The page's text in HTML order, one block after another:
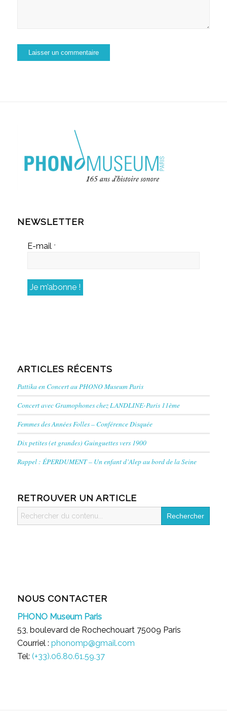
NEWSLETTER
E-mail *
ARTICLES RÉCENTS
Pattika en Concert au PHONO Museum Paris
Concert avec Gramophones chez LANDLINE-Paris 11ème
Femmes des Années Folles – Conférence Disquée
Dix petites (et grandes) Guinguettes vers 1900
Rappel : ÉPERDUMENT – Un enfant d’Alep au bord de la Seine
RETROUVER UN ARTICLE
Search
for:
NOUS CONTACTER
PHONO Museum Paris
53, boulevard de Rochechouart 75009 Paris
Courriel : phonomp@gmail.com
Tel: (+33).06.80.61.59.37